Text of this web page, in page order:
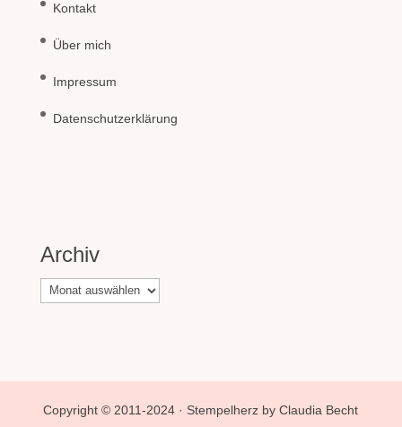
Kontakt
Über mich
Impressum
Datenschutzerklärung
Archiv
Archiv
Copyright © 2011-2024 · Stempelherz by Claudia Becht